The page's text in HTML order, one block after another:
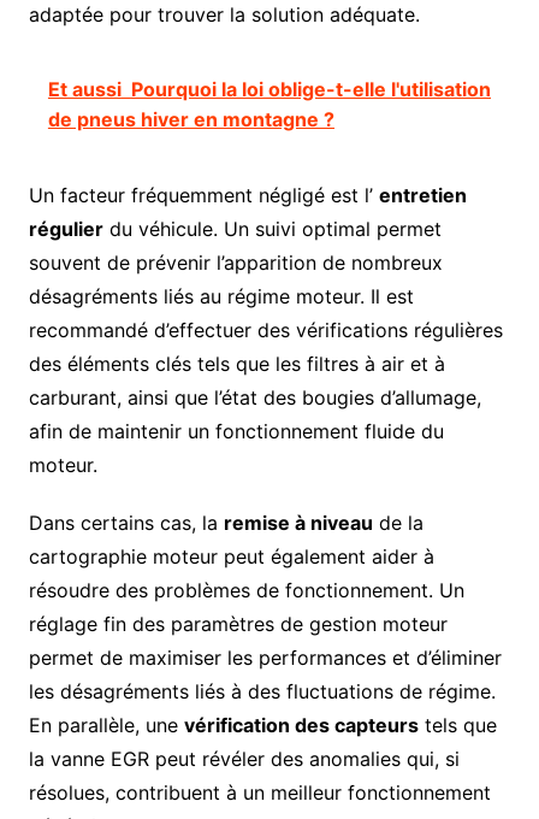
adaptée pour trouver la solution adéquate.
Et aussi Pourquoi la loi oblige-t-elle l'utilisation
de pneus hiver en montagne ?
Un facteur fréquemment négligé est l’ entretien
régulierdu véhicule. Un suivi optimal permet
souvent de prévenir l’apparition de nombreux
désagréments liés au régime moteur. Il est
recommandé d’effectuer des vérifications régulières
des éléments clés tels que les filtres à air et à
carburant, ainsi que l’état des bougies d’allumage,
afin de maintenir un fonctionnement fluide du
moteur.
Dans certains cas, la remise à niveau de la
cartographie moteur peut également aider à
résoudre des problèmes de fonctionnement. Un
réglage fin des paramètres de gestion moteur
permet de maximiser les performances et d’éliminer
les désagréments liés à des fluctuations de régime.
En parallèle, une vérification des capteurstels que
la vanne EGR peut révéler des anomalies qui, si
résolues, contribuent à un meilleur fonctionnement